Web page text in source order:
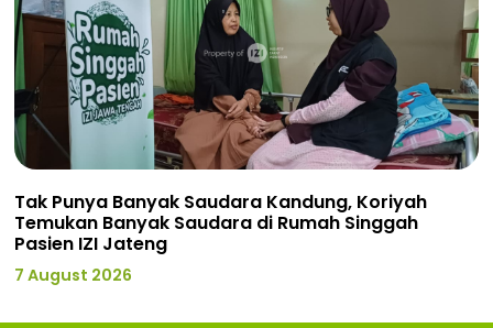
Tak Punya Banyak Saudara Kandung, Koriyah
Temukan Banyak Saudara di Rumah Singgah
Pasien IZI Jateng
7 August 2026